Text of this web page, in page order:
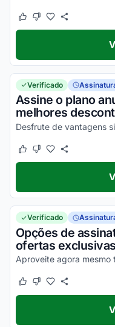
Este cupom funcionou
Este cupom não
Verificado
Assine o plano
melhores
Este cupom funcionou
Este cupom não
Verificado
Opções de
ofertas
Este cupom funcionou
Este cupom não